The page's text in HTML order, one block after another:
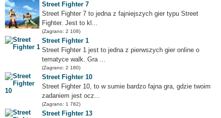
Street Fighter 7
Street Fighter 7 to jedna z fajniejszych gier typu Street
Fighter. Jest to kl...
(Zagrano: 2 108)
Street Fighter 1
Street Fighter 1 jest to jedna z pierwszych gier online o
tematyce walk. Gra ...
(Zagrano: 2 180)
Street Fighter 10
Street Fighter 10, to w sumie bardzo fajna gra, gdzie twoim
zadaniem jest ocz...
(Zagrano: 1 782)
Street Fighter 13